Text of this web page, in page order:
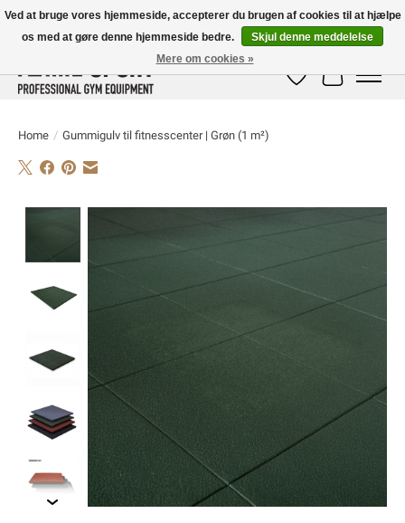
E-MAIL:info@flame-sport.deTEL.: +49 1525 9705 011
Ønskeseddel
Home / Gummigulv til fitnesscenter | Grøn (1 m²)
Ved at bruge vores hjemmeside, accepterer du brugen af ​​cookies til at hjælpe
os med at gøre denne hjemmeside bedre.
Skjul denne meddelelse
Mere om cookies »